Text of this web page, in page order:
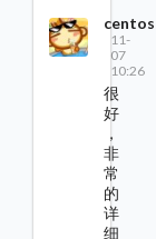
centos
11-
07
10:26
很
好
，
非
常
的
详
细